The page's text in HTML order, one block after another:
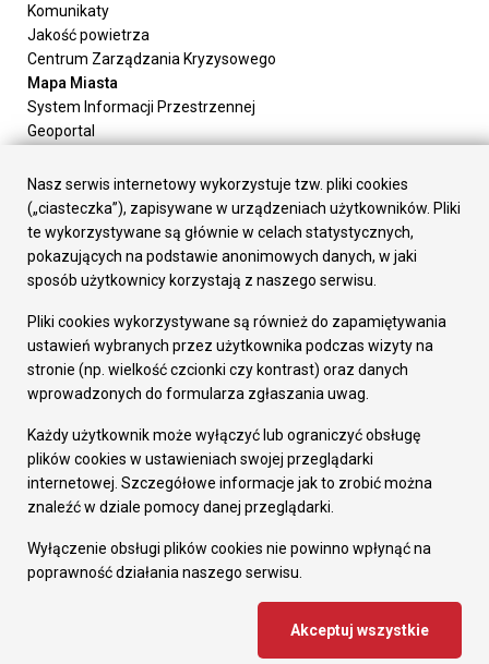
Komunikaty
Jakość powietrza
Centrum Zarządzania Kryzysowego
Mapa Miasta
System Informacji Przestrzennej
Geoportal
Załatw sprawę
Prezydent Miasta
Rada Miasta
Wydziały
Elektroniczna Skrzynka Podawcza
Gospodarka
Fundusze europejskie
Środki krajowe
Oferty inwestycyjne
Pozostałe
Deklaracja dostępności
Dane osobowe
Dodaj opinię o witrynie
Nasz serwis internetowy wykorzystuje tzw. pliki cookies
(„ciasteczka”), zapisywane w urządzeniach użytkowników. Pliki
te wykorzystywane są głównie w celach statystycznych,
pokazujących na podstawie anonimowych danych, w jaki
sposób użytkownicy korzystają z naszego serwisu.
Pliki cookies wykorzystywane są również do zapamiętywania
ustawień wybranych przez użytkownika podczas wizyty na
stronie (np. wielkość czcionki czy kontrast) oraz danych
wprowadzonych do formularza zgłaszania uwag.
Każdy użytkownik może wyłączyć lub ograniczyć obsługę
plików cookies w ustawieniach swojej przeglądarki
internetowej. Szczegółowe informacje jak to zrobić można
znaleźć w dziale pomocy danej przeglądarki.
Wyłączenie obsługi plików cookies nie powinno wpłynąć na
poprawność działania naszego serwisu.
Akceptuj wszystkie